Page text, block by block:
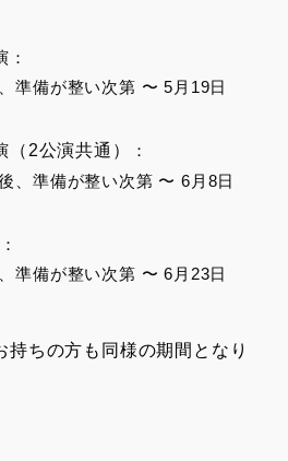
：
準備が整い次第 〜 5月19日
（2公演共通）
：
、準備が整い次第 〜 6月8日
準備が整い次第 〜 6月23日
ちの方も同様の期間となり